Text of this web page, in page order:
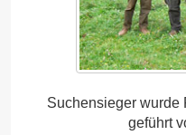
Suchensieger wurde
geführt